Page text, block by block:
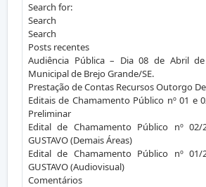
Search for:
Search
Search
Posts recentes
Audiência Pública – Dia 08 de Abril
Municipal de Brejo Grande/SE.
Prestação de Contas Recursos Outorgo
Editais de Chamamento Público nº 01 e
Preliminar
Edital de Chamamento Público nº 02/
GUSTAVO (Demais Áreas)
Edital de Chamamento Público nº 01/
GUSTAVO (Audiovisual)
Comentários